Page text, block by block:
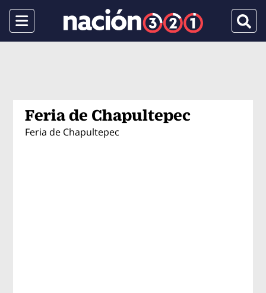
Menu
Feria de Chapultepec
Feria de Chapultepec